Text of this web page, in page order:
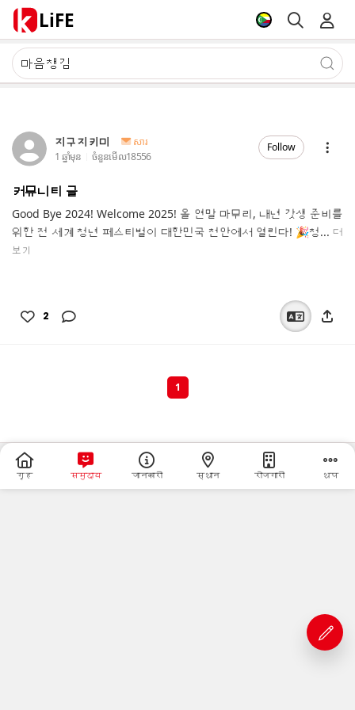
LiFE
지구지키미
សារ
1 ឆ្នាំមុន
ចំនួនមើល18556
Follow
커뮤니티 글
Good Bye 2024! Welcome 2025! 올 연말 마무리, 내년 갓생 준비를
위한 전 세계 청년 페스티벌이 대한민국 천안에서 열린다! 🎉청... 더
보기
2
1
गृह समुदाय जानकारी स्थान रोजगारी थप